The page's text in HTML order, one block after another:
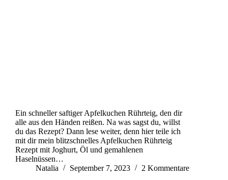
Ein schneller saftiger Apfelkuchen Rührteig, den dir
alle aus den Händen reißen. Na was sagst du, willst
du das Rezept? Dann lese weiter, denn hier teile ich
mit dir mein blitzschnelles Apfelkuchen Rührteig
Rezept mit Joghurt, Öl und gemahlenen
Haselnüssen…
Natalia
September 7, 2023 2 Kommentare